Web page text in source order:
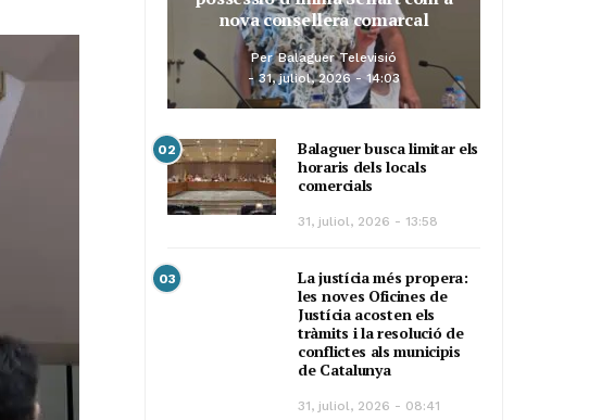
nova consellera comarcal
Per Balaguer Televisió
31, juliol, 2026 - 14:03
02
Balaguer busca limitar els
horaris dels locals
comercials
31, juliol, 2026 - 13:58
03
La justícia més propera:
les noves Oficines de
Justícia acosten els
tràmits i la resolució de
conflictes als municipis
de Catalunya
31, juliol, 2026 - 08:41